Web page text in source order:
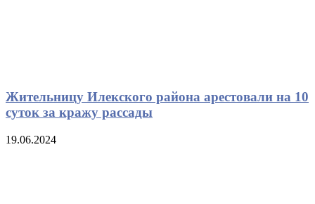
Жительницу Илекского района арестовали на 10
суток за кражу рассады
19.06.2024